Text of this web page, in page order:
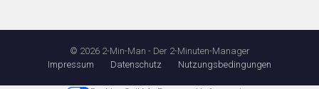
© 2026 2-Min-Man - Der 2-Minuten-Manager
Impressum
Datenschutz Nutzungsbedingungen